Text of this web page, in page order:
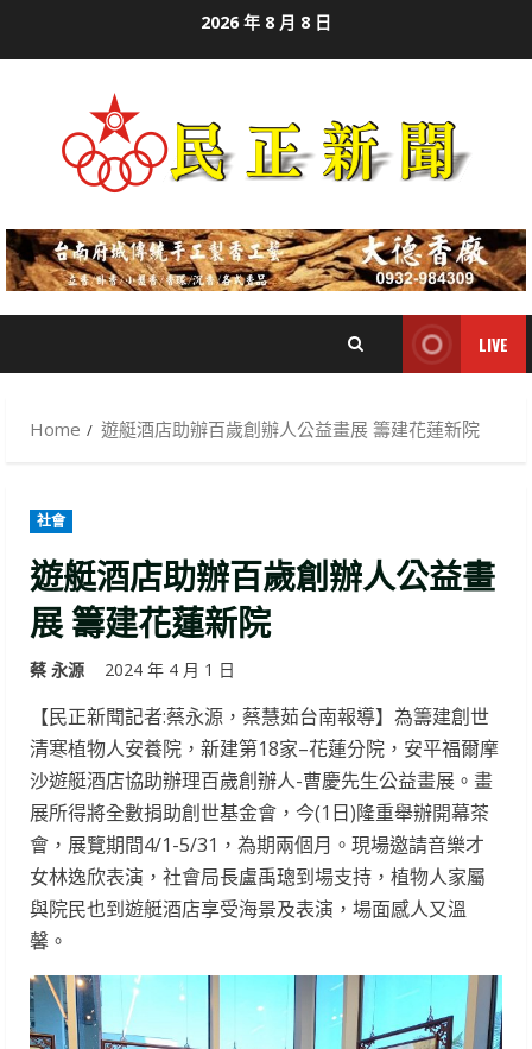
2026 年 8 月 8 日
LIVE
Home 遊艇酒店助辦百歲創辦人公益畫展 籌建花蓮新院
社會
遊艇酒店助辦百歲創辦人公益畫
展 籌建花蓮新院
蔡 永源 2024 年 4 月 1 日
【民正新聞記者:蔡永源，蔡慧茹台南報導】為籌建創世
清寒植物人安養院，新建第18家–花蓮分院，安平福爾摩
沙遊艇酒店協助辦理百歲創辦人-曹慶先生公益畫展。畫
展所得將全數捐助創世基金會，今(1日)隆重舉辦開幕茶
會，展覽期間4/1-5/31，為期兩個月。現場邀請音樂才
女林逸欣表演，社會局長盧禹璁到場支持，植物人家屬
與院民也到遊艇酒店享受海景及表演，場面感人又溫
馨。